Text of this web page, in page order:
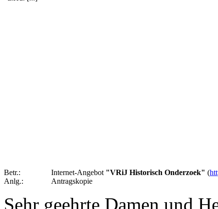
Betr.: Internet-Angebot "VRiJ Historisch Onderzoek" (
Anlg.:
Antragskopie
Sehr geehrte Damen und